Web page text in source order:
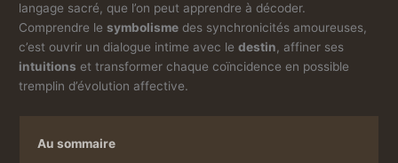
langage sacré, que l’on peut apprendre à décoder.
Comprendre lesymbolisme des synchronicités amoureuses,
c’est ouvrir un dialogue intime avec ledestin , affiner ses
intuitions et transformer chaque coïncidence en possible
tremplin d’évolution affective.
Au sommaire